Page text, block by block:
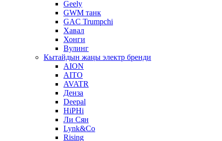
Geely
GWM танк
GAC Trumpchi
Хавал
Хонги
Вулинг
Кытайдын жаңы электр бренди
AION
AITO
AVATR
Денза
Deepal
HiPHi
Ли Сян
Lynk&Co
Rising